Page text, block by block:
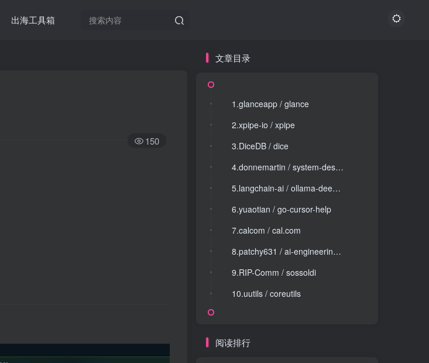
出海工具箱
150
文章目录
1.glanceapp / glance
2.xpipe-io / xpipe
3.DiceDB / dice
4.donnemartin / system-design-primer
5.langchain-ai / ollama-deep-researcher
6.yuaotian / go-cursor-help
7.calcom / cal.com
8.patchy631 / ai-engineering-hub
9.RIP-Comm / sossoldi
10.uutils / coreutils
文章目录
1.glanceapp / glance
2.xpipe-io / xpipe
3.DiceDB / dice
4.donnemartin / system-design-primer
5.langchain-ai / ollama-deep-researcher
6.yuaotian / go-cursor-help
7.calcom / cal.com
8.patchy631 / ai-engineering-hub
9.RIP-Comm / sossoldi
10.uutils / coreutils
阅读排行